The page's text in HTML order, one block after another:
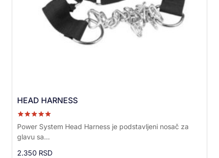
HEAD HARNESS
Ocenjeno sa
5.00
od 5
Power System Head Harness je podstavljeni nosač za
glavu sa...
2.350 RSD